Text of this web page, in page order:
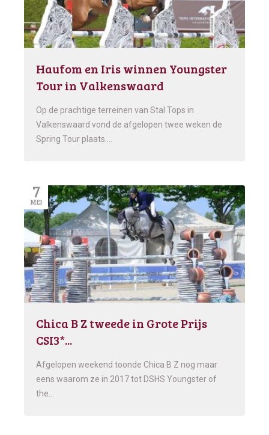
Haufom en Iris winnen Youngster
Tour in Valkenswaard
Op de prachtige terreinen van Stal Tops in
Valkenswaard vond de afgelopen twee weken de
Spring Tour plaats….
7
MEI
Chica B Z tweede in Grote Prijs
CSI3*...
Afgelopen weekend toonde Chica B Z nog maar
eens waarom ze in 2017 tot DSHS Youngster of
the…